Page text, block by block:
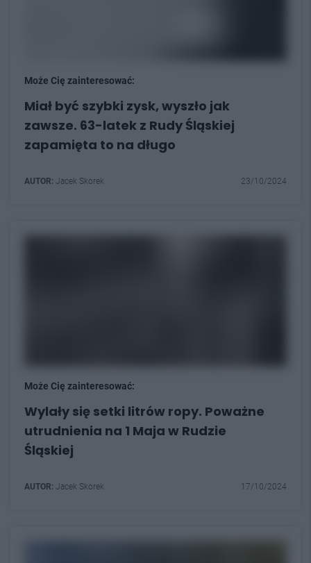
Może Cię zainteresować:
Miał być szybki zysk, wyszło jak
zawsze. 63-latek z Rudy Śląskiej
zapamięta to na długo
AUTOR: Jacek Skorek 23/10/2024
Może Cię zainteresować:
Wylały się setki litrów ropy. Poważne
utrudnienia na 1 Maja w Rudzie
Śląskiej
AUTOR: Jacek Skorek 17/10/2024